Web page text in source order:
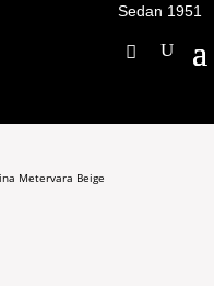
Sedan 1951
Metervara Beige